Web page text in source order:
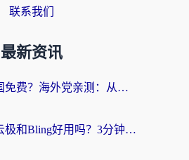
联系我们
最新资讯
如何翻墙到中国免费？海外党亲测：从踩坑到选对加速器的全攻略
海外党必看：云极和Bling好用吗？3分钟教你选对回国加速器